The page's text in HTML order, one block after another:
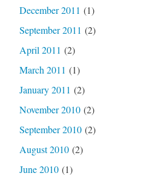
December 2011 (1)
September 2011 (2)
April 2011 (2)
March 2011 (1)
January 2011 (2)
November 2010(2)
September 2010(2)
August 2010(2)
June 2010(1)